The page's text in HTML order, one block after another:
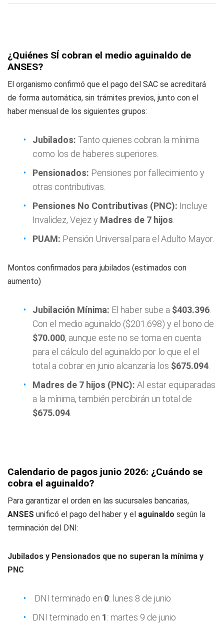
¿Quiénes SÍ cobran el medio aguinaldo de
ANSES?
El organismo confirmó que el pago del SAC se acreditará
de forma automática, sin trámites previos, junto con el
haber mensual de los siguientes grupos:
Jubilados: Tanto quienes cobran la mínima
como los de haberes superiores.
Pensionados: Pensiones por fallecimiento y
otras contributivas.
Pensiones No Contributivas (PNC): Incluye
Invalidez, Vejez y Madres de 7 hijos
PUAM: Pensión Universal para el Adulto Mayor.
Montos confirmados para jubilados (estimados con
aumento)
Jubilación Mínima: El haber sube a $403.396
Con el medio aguinaldo ($201.698) y el bono de
$70.000, aunque este no se toma en cuenta
para el cálculo del aguinaldo por lo que el el
total a cobrar en junio alcanzaría los $675.094
Madres de 7 hijos (PNC): Al estar equiparadas
a la mínima, también percibirán un total de
$675.094
Calendario de pagos junio 2026: ¿Cuándo se
cobra el aguinaldo?
Para garantizar el orden en las sucursales bancarias,
ANSES unificó el pago del haber y el aguinaldo según la
terminación del DNI:
Jubilados y Pensionados que no superan la mínima y
PNC
DNI terminado en 0: lunes 8 de junio
DNI terminado en 1: martes 9 de junio